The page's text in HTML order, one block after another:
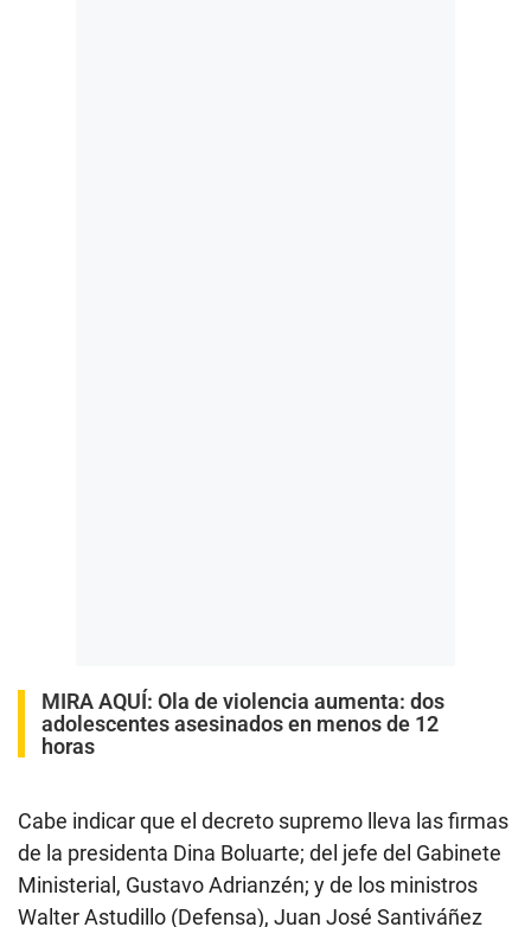
MIRA AQUÍ: Ola de violencia aumenta: dos
adolescentes asesinados en menos de 12
horas
Cabe indicar que el decreto supremo lleva las firmas
de la presidenta Dina Boluarte; del jefe del Gabinete
Ministerial, Gustavo Adrianzén; y de los ministros
Walter Astudillo (Defensa), Juan José Santiváñez